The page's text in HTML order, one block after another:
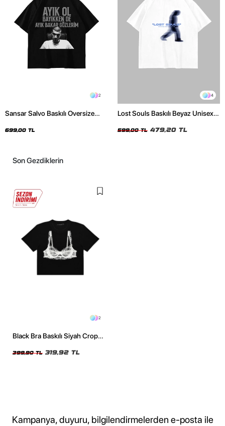
2
Sansar Salvo Baskılı Oversize
699,00 TL
4
Lost Souls Baskılı Beyaz Unisex
599,00 TL 479,20 TL
Son Gezdiklerin
2
Black Bra Baskılı Siyah Crop
399,90 TL 319,92 TL
Kampanya, duyuru, bilgilendirmelerden e-posta ile